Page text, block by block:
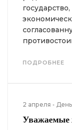
ПОДРОБНЕЕ
2 апреля -
Уважаемые